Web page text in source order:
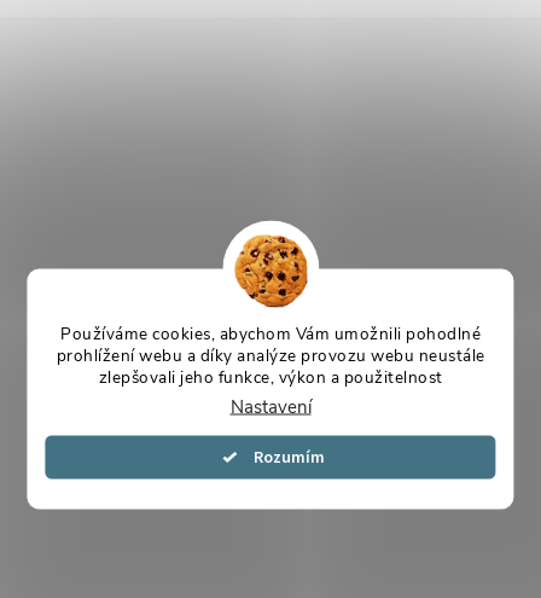
Používáme cookies, abychom Vám umožnili pohodlné
prohlížení webu a díky analýze provozu webu neustále
zlepšovali jeho funkce, výkon a použitelnost
Nastavení
Souhlasím